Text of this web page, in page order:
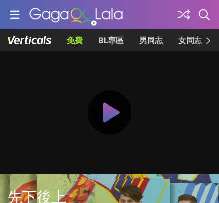
免費 BL專區 男同志 女同志
先下後上